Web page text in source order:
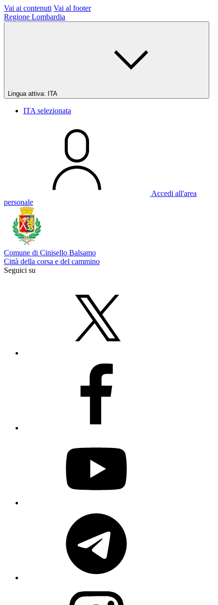
Vai ai contenuti Vai al footer
Regione Lombardia
Lingua attiva: ITA
ITA selezionata
Accedi all'area
personale
Comune di Cinisello Balsamo
Città della corsa e del cammino
Seguici su